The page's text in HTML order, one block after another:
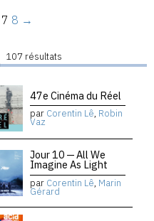
7 8 →
107 résultats
47e Cinéma du Réel
par Corentin Lê, Robin
Vaz
Jour 10 — All We
Imagine As Light
par Corentin Lê, Marin
Gérard